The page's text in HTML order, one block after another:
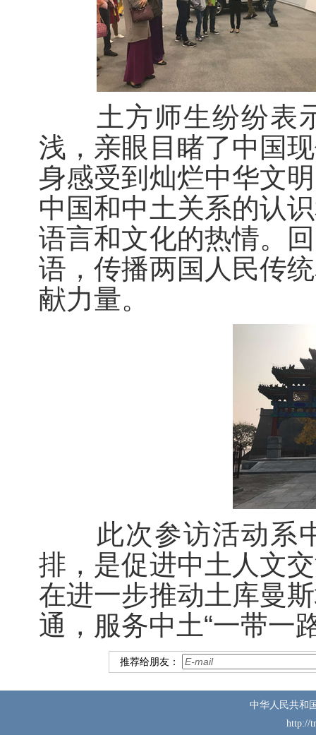
土方师生纷纷表示
浅，亲眼目睹了中国
身感受到灿烂中华文
中国和中土关系的认
语言和文化的热情。
语，传播两国人民传
献力量。
此次参访活动系中
排，是促进中土人文
在进一步推动土库曼
通，服务中土“一带一
推荐给朋友：
中华人民共和
http://